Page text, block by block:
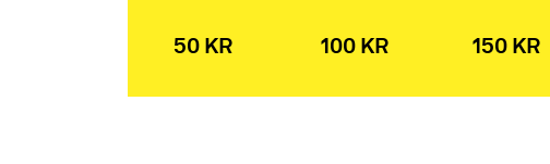
50 KR 100 KR 150 KR